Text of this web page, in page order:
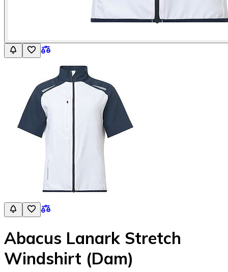
Abacus Lanark Stretch
Windshirt (Dam)